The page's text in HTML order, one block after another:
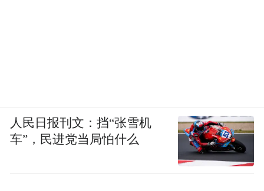
人民日报刊文：挡“张雪机
车”，民进党当局怕什么